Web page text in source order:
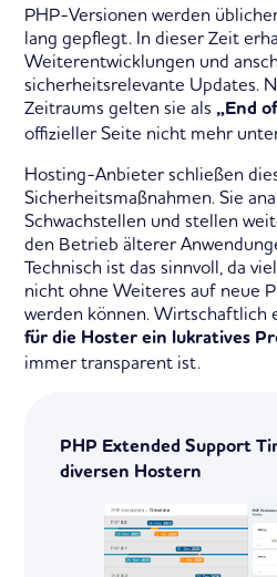
PHP-Versionen werden
lang gepflegt. In dieser Zeit
Weiterentwicklungen und
sicherheitsrelevante Updates.
Zeitraums gelten sie als „End
offizieller Seite nicht mehr
Hosting-Anbieter schließen
Sicherheitsmaßnahmen. Sie
Schwachstellen und stellen
den Betrieb älterer
Technisch ist das sinnvoll, da
nicht ohne Weiteres auf neue
werden können. Wirtschaftlich
für die Hoster ein lukratives
immer transparent ist.
PHP Extended Support
diversen Hostern